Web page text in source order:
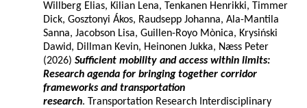
Willberg Elias, Kilian Lena, Tenkanen Henrikki, Timmer
Dick, Gosztonyi Ákos, Raudsepp Johanna, Ala-Mantila
Sanna, Jacobson Lisa, Guillen-Royo Mònica, Krysiński
Dawid, Dillman Kevin, Heinonen Jukka, Næss Peter
(2026) Sufficient mobility and access within limits:
Research agenda for bringing together corridor
frameworks and transportation
research. Transportation Research Interdisciplinary